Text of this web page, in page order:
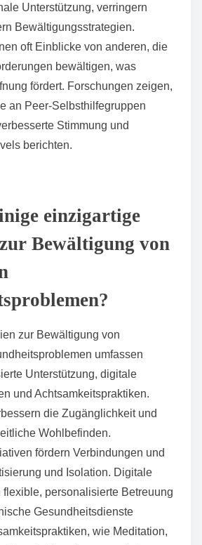
das psychische
verbessern das psychische
indem sie ein Gefühl von
gemeinsamen Erfahrungen bieten.
Unterstützung, verringern
Bewältigungsstrategien.
fördert. Forschungen zeigen,
Stimmung und
berichten.
einzigartige
Bewältigung von